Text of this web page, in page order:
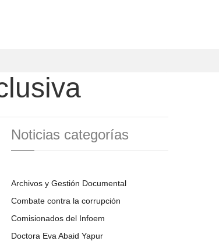
Noticias categorías
Archivos y Gestión Documental
Combate contra la corrupción
Comisionados del Infoem
Doctora Eva Abaid Yapur